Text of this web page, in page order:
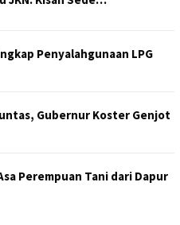
Penyalahgunaan LPG
Gubernur Koster Genjot
Perempuan Tani dari Dapur